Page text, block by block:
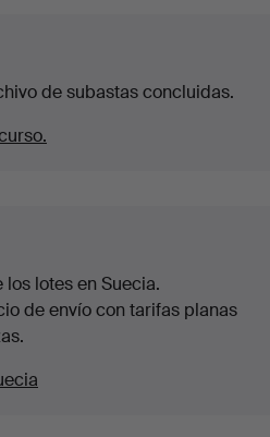
de subastas concluidas.
lotes en Suecia.
de envío con tarifas planas